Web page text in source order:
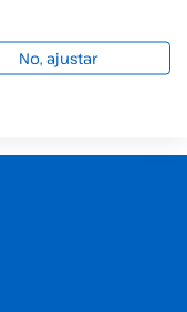
No, ajustar